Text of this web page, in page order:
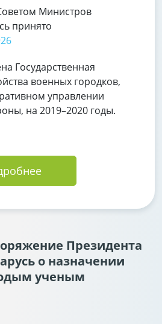
Министров
принято
Государственная
военных городков,
управлении
на 2019–2020 годы.
Президента
о назначении
ученым